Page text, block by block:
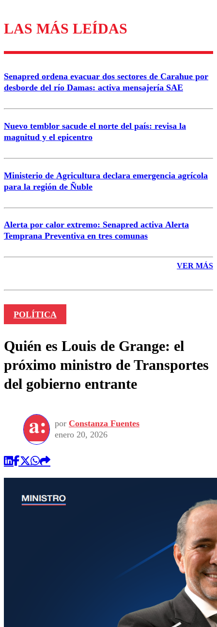
Los comentarios son moderados para garantizar un
diálogo respetuoso.
Correo
LAS MÁS LEÍDAS
Senapred ordena evacuar dos sectores de Carahue por
desborde del río Damas: activa mensajería SAE
Nuevo temblor sacude el norte del país: revisa la
magnitud y el epicentro
Ministerio de Agricultura declara emergencia agrícola
para la región de Ñuble
Alerta por calor extremo: Senapred activa Alerta
Temprana Preventiva en tres comunas
VER MÁS
POLÍTICA
Quién es Louis de Grange: el
próximo ministro de Transportes
del gobierno entrante
por Constanza Fuentes
enero 20, 2026